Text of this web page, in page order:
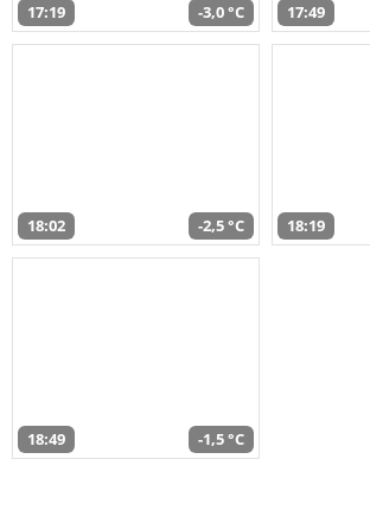
17:19 -3,0 °C 17:49
18:02 -2,5 °C 18:19
18:49 -1,5 °C